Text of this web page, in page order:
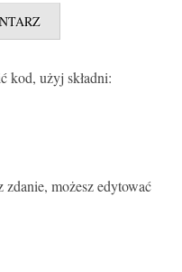
kod, użyj składni:
możesz edytować